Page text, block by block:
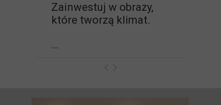
Zainwestuj w obrazy,
które tworzą klimat.
...